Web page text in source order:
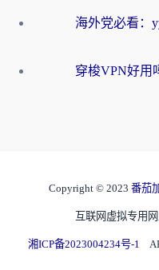
Copyright © 2023 番茄
互联网虚拟专用
湘ICP备2023004234号-1